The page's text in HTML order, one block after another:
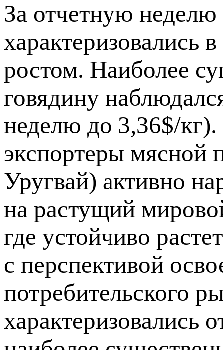
За отчетную
характеризовались
ростом. Наиболее
говядину
неделю до 3,36$/
экспортеры мясной
Уругвай) активно
на растущий
где устойчиво
с перспективой
потребительского
характеризовались